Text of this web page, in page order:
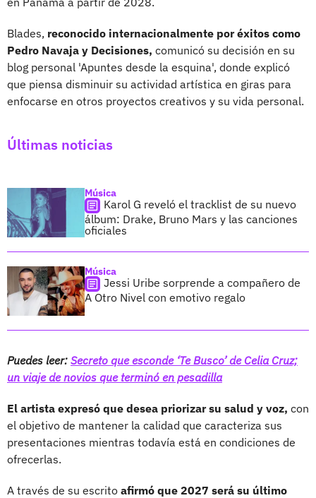
Blades, reconocido internacionalmente por éxitos como
Pedro Navaja y Decisiones, comunicó su decisión en su
blog personal 'Apuntes desde la esquina', donde explicó
que piensa disminuir su actividad artística en giras para
enfocarse en otros proyectos creativos y su vida personal.
Últimas noticias
Música
Karol G reveló el tracklist de su nuevo
álbum: Drake, Bruno Mars y las canciones
oficiales
Música
Jessi Uribe sorprende a compañero de
A Otro Nivel con emotivo regalo
Puedes leer: Secreto que esconde ‘Te Busco’ de Celia Cruz;
un viaje de novios que terminó en pesadilla
El artista expresó que desea priorizar su salud y voz, con
el objetivo de mantener la calidad que caracteriza sus
presentaciones mientras todavía está en condiciones de
ofrecerlas.
A través de su escrito afirmó que 2027 será su último